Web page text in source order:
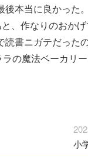
後本当に良かった
、作なりのおか
読書ニガテだった
の魔法ベーカリ
小